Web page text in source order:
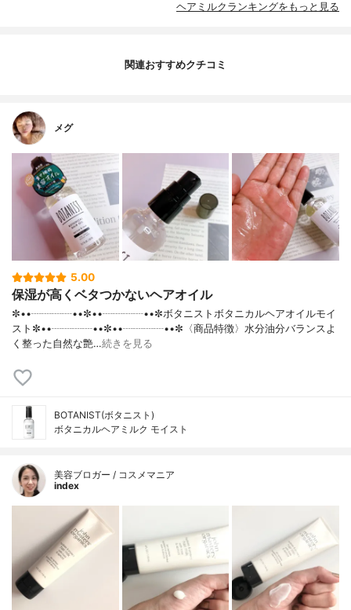
ヘアミルクランキングをもっと見る
関連おすすめクチコミ
メグ
5.00
保湿が高くベタつかないヘアオイル
✼••┈┈┈┈••✼••┈┈┈┈••✼ボタニストボタニカルヘアオイルモイ
スト✼••┈┈┈┈••✼••┈┈┈┈••✼〈商品特徴〉水分油分バランスよ
く整った自然な艶…続きを見る
BOTANIST(ボタニスト)
ボタニカルヘアミルク モイスト
美容ブロガー / コスメマニア
index